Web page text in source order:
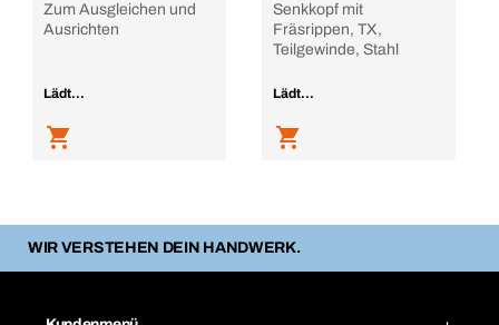
Zum Ausgleichen und
Ausrichten
Lädt...
Senkkopf mit
Fräsrippen, TX,
Teilgewinde, Stahl
Lädt...
WIR VERSTEHEN DEIN HANDWERK.